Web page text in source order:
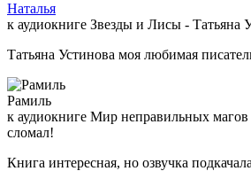
Наталья
к аудиокниге Звезды и Лисы - Татьяна
Татьяна Устинова моя любимая
Рамиль
к аудиокниге Мир неправильных
сломал!
Книга интересная, но озвучка